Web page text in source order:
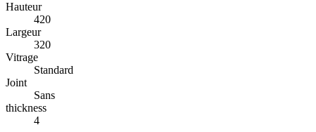
Hauteur
420
Largeur
320
Vitrage
Standard
Joint
Sans
thickness
4